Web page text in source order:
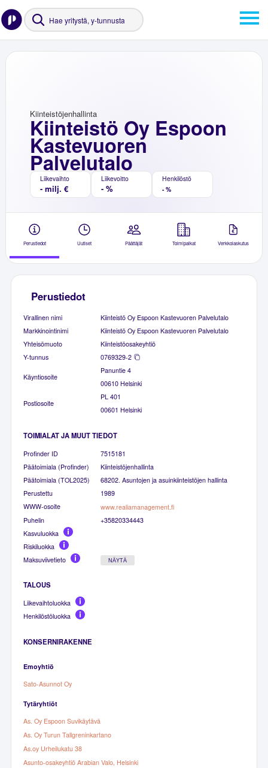
Kiinteistö Oy Espoon
Kastevuoren
Palvelutalo
Kiinteistöjenhallinta
Liikevaihto
- milj. €
Liikevoitto
- %
Henkilöstö
- %
Perustiedot Uutiset Päättäjät Toimipaikat Verkkolaskutus
Perustiedot
Virallinen nimi
Kiinteistö Oy Espoon Kastevuoren Palvelutalo
Markkinointinimi
Kiinteistö Oy Espoon Kastevuoren Palvelutalo
Yhteisömuoto
Kiinteistöosakeyhtiö
Y-tunnus
0769329-2
Käyntiosoite
Panuntie 4
00610 Helsinki
Postiosoite
PL 401
00601 Helsinki
TOIMIALAT JA MUUT TIEDOT
Profinder ID
7515181
Päätoimiala (Profinder)
Kiinteistöjenhallinta
Päätoimiala (TOL2025)
68202. Asuntojen ja asuinkiinteistöjen hallinta
Perustettu
1989
WWW-osoite
www.realiamanagement.fi
Puhelin
+35820334443
Kasvuluokka
Riskiluokka
Maksuviivetieto
NÄYTÄ
TALOUS
Liikevaihtoluokka
Henkilöstöluokka
KONSERNIRAKENNE
Emoyhtiö
Sato-Asunnot Oy
Tytäryhtiöt
As. Oy Espoon Suvikäytävä
As. Oy Turun Tallgreninkartano
As.oy Urheilukatu 38
Asunto-osakeyhtiö Arabian Valo, Helsinki